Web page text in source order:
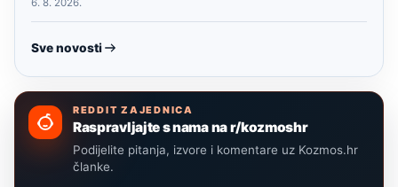
6. 8. 2026.
Sve novosti
REDDIT ZAJEDNICA
Raspravljajte s nama na r/kozmoshr
Podijelite pitanja, izvore i komentare uz Kozmos.hr
članke.